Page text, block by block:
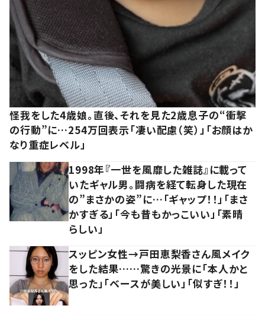
怪我をした4歳娘。直後、それを見た2歳息子の“衝撃
の行動”に…254万回表示「凄い配慮（笑）」「お顔はか
なり重症レベル」
1998年『一世を風靡した雑誌』に載って
いたギャル男。闘病を経て転身した現在
の”まさかの姿”に…「ギャップ！！」「まさ
かすぎる」「今も昔もかっこいい」「素晴
らしい」
スッピン女性→戸田恵梨香さん風メイク
をした結果……驚きの光景に「本人かと
思った」「ベースが美しい」「似すぎ！！」